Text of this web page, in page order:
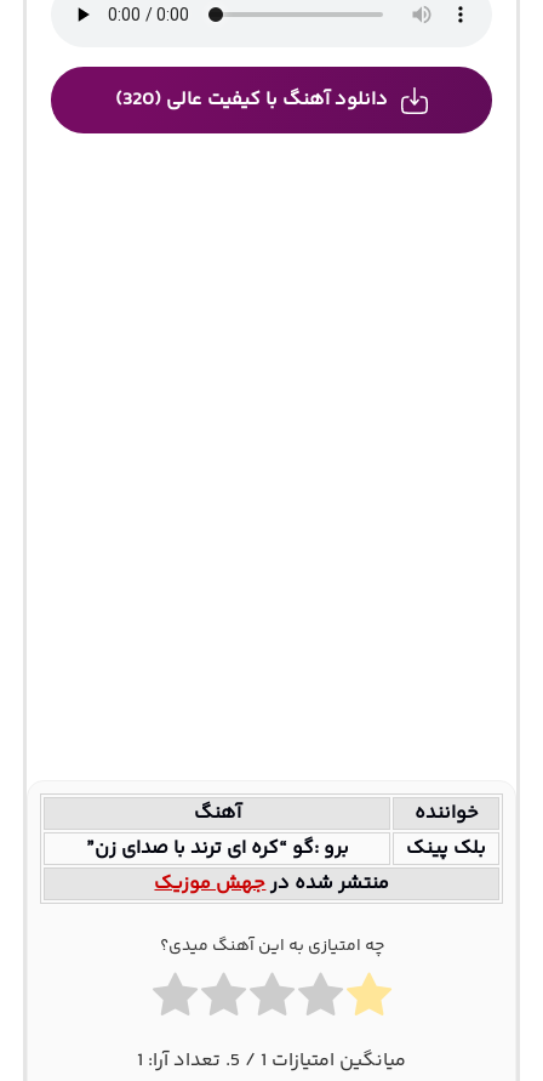
دانلود آهنگ با کیفیت عالی (320)
خواننده
آهنگ
بلک پینک
برو :گو “کره ای ترند با صدای زن”
منتشر شده درجهش موزیک
چه امتیازی به این آهنگ میدی؟
میانگین امتیازات 1 / 5. تعداد آرا: 1